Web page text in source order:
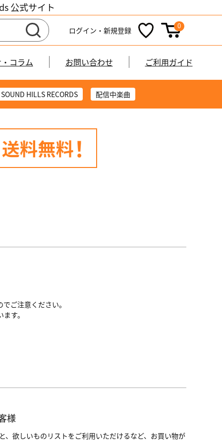
公式サイト
ログイン・新規登録 0
コラム お問い合わせ ご利用ガイド
SOUND HILLS RECORDS 配信中楽曲
ご注意ください。
す。
様
、欲しいものリストをご利用いただけるなど、お買い物が